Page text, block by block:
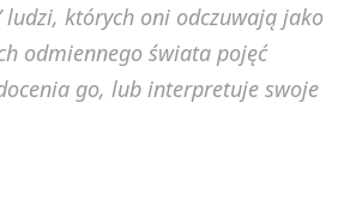
których oni odczuwają jako
odmiennego świata pojęć
go, lub interpretuje swoje